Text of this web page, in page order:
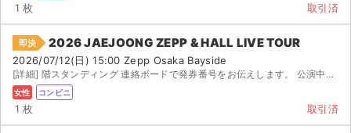
1 枚 取引済
即決 2026 JAEJOONG ZEPP & HALL LIVE TOUR
2026/07/12(日) 15:00 Zepp Osaka Bayside
[詳細] 階スタンディング 連絡ボードで発券番号をお伝えします。 公演中止の際は手数料を引いて全額返金...
女性 コンビニ
1 枚 取引済